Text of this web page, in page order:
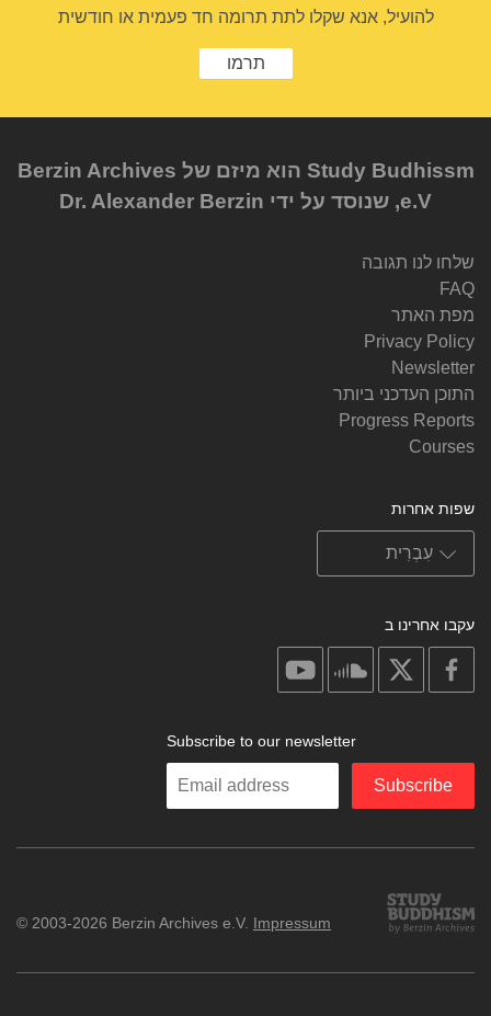
להועיל, אנא שקלו לתת תרומה חד פעמית או חודשית
תרמו
Study Budhissm הוא מיזם של Berzin Archives
e.V, שנוסד על ידי Dr. Alexander Berzin
שלחו לנו תגובה
FAQ
מפת האתר
Privacy Policy
Newsletter
התוכן העדכני ביותר
Progress Reports
Courses
שפות אחרות
עקבו אחרינו ב
facebook
soundcloud
Subscribe to our newsletter
Enter
Subscribe
Study
Buddhism
© 2003-2026 Berzin Archives e.V. Impressum